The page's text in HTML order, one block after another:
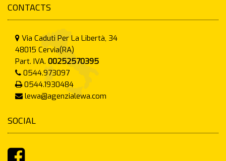
CONTACTS
Via Caduti Per La Libertà, 34
48015 Cervia(RA)
Part. IVA. 00252570395
0544.973097
0544.1930484
lewa@agenzialewa.com
SOCIAL